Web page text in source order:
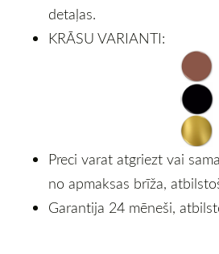
detaļas.
KRĀSU VARIANTI:
Preci varat atgriezt vai
no apmaksas brīža,
Garantija 24 mēneši,